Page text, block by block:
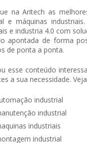
na Aritech as
e máquinas
e industria 4.0 com
apontada de forma
de ponta a ponta.
esse conteúdo
a sua necessidade.
industrial
industrial
industriais
industrial